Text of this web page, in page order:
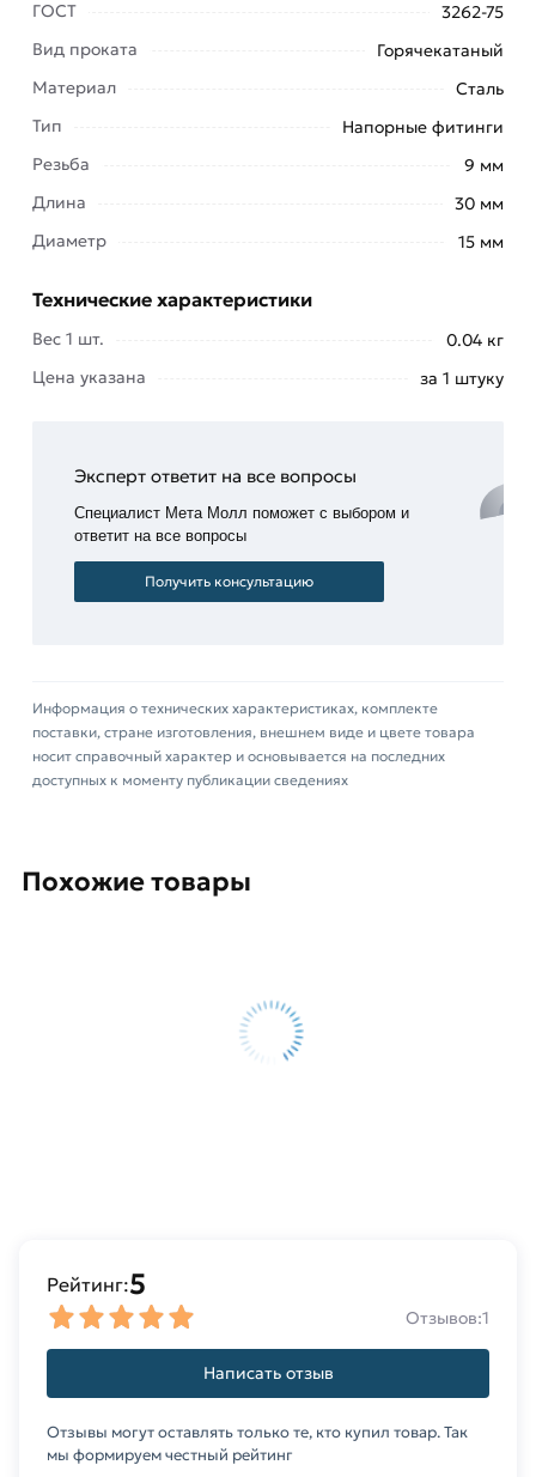
Резьба стальная Ду 15 активно используют при
монтаже систем отопления, водоснабжения,
пунктов, котельных, газораспределительных
пунктов, широко применяют в пищевой
промышленности и машиностроении.
конце трубы формируется резьба, а на другом —
ответная резьба обеспечивает прочное и
герметичное соединение, способное
выдерживать высокое давление в системе.
Для приобретения данной позиции, кликните
мышкой«Добавить в корзину»или нажмите на
кнопку«Быстрый заказ». Также можете купить
стальная Ду 15 из категории
условий доставки или самовывоза.
Данний товар от производителя Северсталь
ГОСТ
3262-75
Вид проката
Горячекатаный
Материал
Сталь
Тип
Напорные фитинги
Резьба
9 мм
Длина
30 мм
Диаметр
15 мм
Технические характеристики
Вес 1 шт.
0.04 кг
Цена указана
за 1 штуку
Эксперт ответит на все вопросы
Специалист Мета Молл поможет с выбором и
ответит на все вопросы
Получить консультацию
Информация о технических характеристиках, комплекте
поставки, стране изготовления, внешнем виде и цвете товара
носит справочный характер и основывается на последних
доступных к моменту публикации сведениях
Похожие товары
Рейтинг:5
Отзывов:1
Написать отзыв
Отзывы могут оставлять только те, кто купил товар. Так
мы формируем честный рейтинг